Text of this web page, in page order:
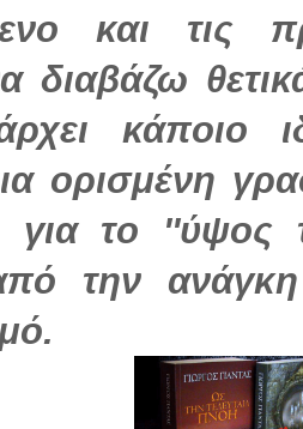
και τις
διαβάζω
κάποιο
ορισμένη
για το ''ύψος
την